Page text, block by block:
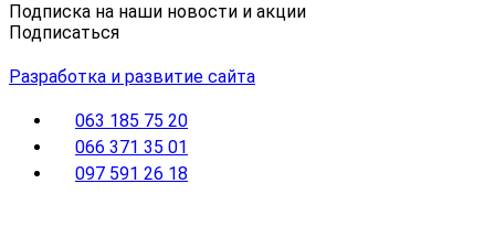
Подписка на наши новости и акции
Подписаться
Разработка и развитие сайта
063 185 75 20
066 371 35 01
097 591 26 18